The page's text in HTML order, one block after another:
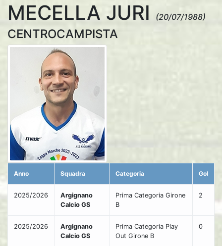
MECELLA JURI (20/07/1988)
CENTROCAMPISTA
Anno Squadra Categoria Gol
2025/2026
Argignano
Calcio GS
Prima Categoria Girone
B
2
2025/2026
Argignano
Calcio GS
Prima Categoria Play
Out Girone B
0